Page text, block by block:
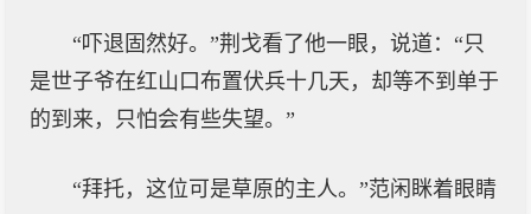
“吓退固然好。”荆戈看了他一眼，说道：“只
是世子爷在红山口布置伏兵十几天，却等不到单于
的到来，只怕会有些失望。”
“拜托，这位可是草原的主人。”范闲眯着眼睛